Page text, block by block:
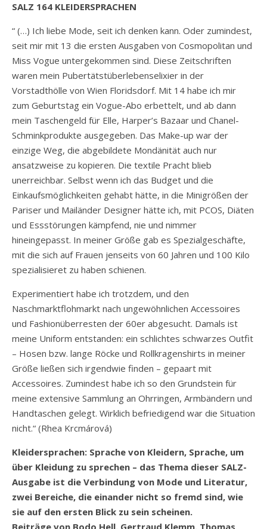
SALZ 164 KLEIDERSPRACHEN
“ (…) Ich liebe Mode, seit ich denken kann. Oder zumindest,
seit mir mit 13 die ersten Ausgaben von Cosmopolitan und
Miss Vogue untergekommen sind. Diese Zeitschriften
waren mein Pubertätstüberlebenselixier in der
Vorstadthölle von Wien Floridsdorf. Mit 14 habe ich mir
zum Geburtstag ein Vogue-Abo erbettelt, und ab dann
mein Taschengeld für Elle, Harper’s Bazaar und Chanel-
Schminkprodukte ausgegeben. Das Make-up war der
einzige Weg, die abgebildete Mondänität auch nur
ansatzweise zu kopieren. Die textile Pracht blieb
unerreichbar. Selbst wenn ich das Budget und die
Einkaufsmöglichkeiten gehabt hätte, in die Minigrößen der
Pariser und Mailänder Designer hätte ich, mit PCOS, Diäten
und Essstörungen kämpfend, nie und nimmer
hineingepasst. In meiner Größe gab es Spezialgeschäfte,
mit die sich auf Frauen jenseits von 60 Jahren und 100 Kilo
spezialisieret zu haben schienen.
Experimentiert habe ich trotzdem, und den
Naschmarktflohmarkt nach ungewöhnlichen Accessoires
und Fashionüberresten der 60er abgesucht. Damals ist
meine Uniform entstanden: ein schlichtes schwarzes Outfit
– Hosen bzw. lange Röcke und Rollkragenshirts in meiner
Größe ließen sich irgendwie finden – gepaart mit
Accessoires. Zumindest habe ich so den Grundstein für
meine extensive Sammlung an Ohrringen, Armbändern und
Handtaschen gelegt. Wirklich befriedigend war die Situation
nicht.“ (Rhea Krcmárová)
Kleidersprachen: Sprache von Kleidern, Sprache, um
über Kleidung zu sprechen – das Thema dieser SALZ-
Ausgabe ist die Verbindung von Mode und Literatur,
zwei Bereiche, die einander nicht so fremd sind, wie
sie auf den ersten Blick zu sein scheinen.